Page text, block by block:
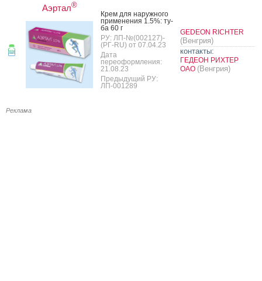
Аэртал®
Крем для на­руж­но­го
при­мене­ния 1.5%: ту­
ба 60 г
РУ: ЛП-№(002127)-
(РГ-RU) от 07.04.23
Дата
переоформления:
21.08.23
Предыдущий РУ:
ЛП-001289
GEDEON RICHTER
(Венгрия)
контакты:
ГЕДЕОН РИХТЕР
ОАО (Венгрия)
Реклама